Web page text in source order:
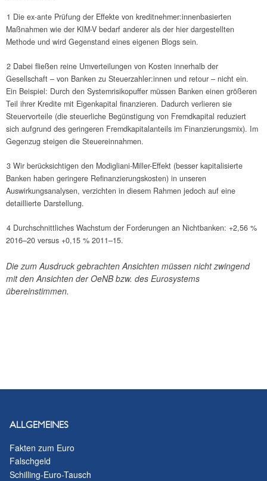
1 Die ex-ante Prüfung der Effekte von kreditnehmer:innenbasierten
Maßnahmen wie der KIM-V bedarf anderer als der hier dargestellten
Methode und wird Gegenstand eines eigenen Blogs sein.
2 Dabei fließen reine Umverteilungen von Kosten innerhalb der
Gesellschaft – von Banken zu Steuerzahler:innen und retour – nicht ein.
Ein Beispiel: Durch den Systemrisikopuffer müssen Banken einen größeren
Teil ihrer Kredite mit Eigenkapital finanzieren. Dadurch verlieren sie
Steuervorteile (die steuerliche Begünstigung von Fremdkapital reduziert
sich aufgrund des geringeren Fremdkapitalanteils im Finanzierungsmix). Im
Gegenzug steigen die Steuereinnahmen.
3 Wir berücksichtigen den Modigliani-Miller-Effekt (besser kapitalisierte
Banken haben geringere Refinanzierungskosten) in unseren
Auswirkungsanalysen, verzichten in diesem Rahmen jedoch auf eine
detaillierte Darstellung.
4 Durchschnittliches Wachstum der Forderungen an Nichtbanken: +2,56 %
2016–20 versus +0,15 % 2011–15.
Die zum Ausdruck gebrachten Ansichten müssen nicht zwingend
mit den Ansichten der OeNB bzw. des Eurosystems
übereinstimmen.
ALLGEMEINES
Fakten zum Euro
Falschgeld
Schilling-Euro-Tausch